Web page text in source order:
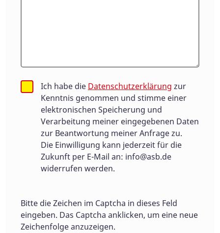
Ich habe die Datenschutzerklärung zur
Kenntnis genommen und stimme einer
elektronischen Speicherung und
Verarbeitung meiner eingegebenen Daten
zur Beantwortung meiner Anfrage zu.
Die Einwilligung kann jederzeit für die
Zukunft per E-Mail an: info@asb.de
widerrufen werden.
Bitte die Zeichen im Captcha in dieses Feld
eingeben. Das Captcha anklicken, um eine neue
Zeichenfolge anzuzeigen.